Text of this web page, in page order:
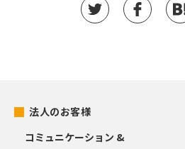
法人のお客様
コミュニケーション &